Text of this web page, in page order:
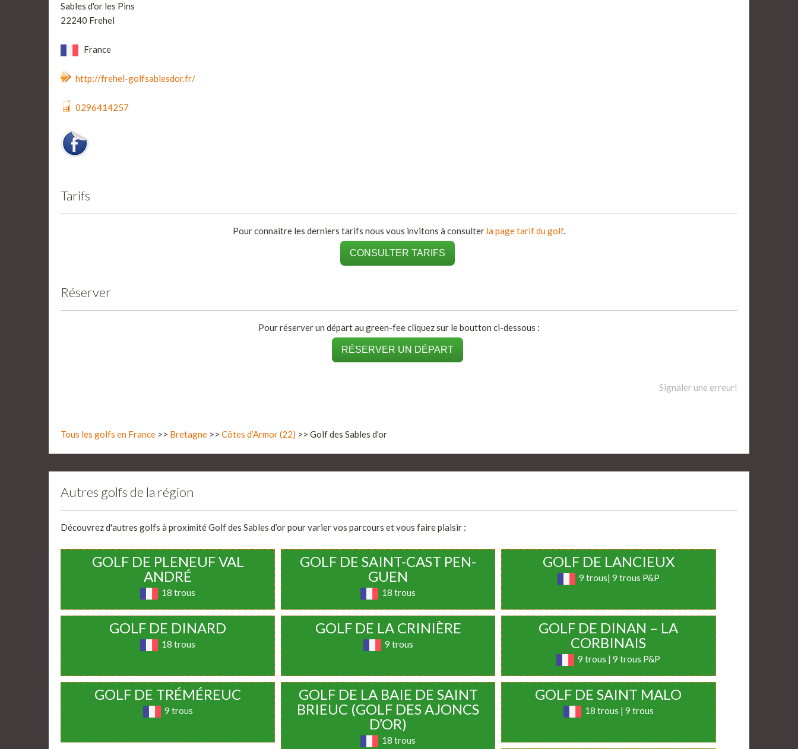
Sables d'or les Pins
22240 Frehel
France
http://frehel-golfsablesdor.fr/
0296414257
Tarifs
Pour connaitre les derniers tarifs nous vous invitons à consulter la page tarif du golf.
CONSULTER TARIFS
Réserver
Pour réserver un départ au green-fee cliquez sur le boutton ci-dessous :
RÉSERVER UN DÉPART
Signaler une erreur!
Tous les golfs en France >> Bretagne >> Côtes d’Armor (22) >> Golf des Sables d’or
Autres golfs de la région
Découvrez d'autres golfs à proximité Golf des Sables d’or pour varier vos parcours et vous faire plaisir :
GOLF DE PLENEUF VAL
ANDRÉ
18 trous
GOLF DE SAINT-CAST PEN-
GUEN
18 trous
GOLF DE LANCIEUX
9 trous| 9 trous P&P
GOLF DE DINARD
18 trous
GOLF DE LA CRINIÈRE
9 trous
GOLF DE DINAN – LA
CORBINAIS
9 trous | 9 trous P&P
GOLF DE TRÉMÉREUC
9 trous
GOLF DE LA BAIE DE SAINT
BRIEUC (GOLF DES AJONCS
D’OR)
18 trous
GOLF DE SAINT MALO
18 trous | 9 trous